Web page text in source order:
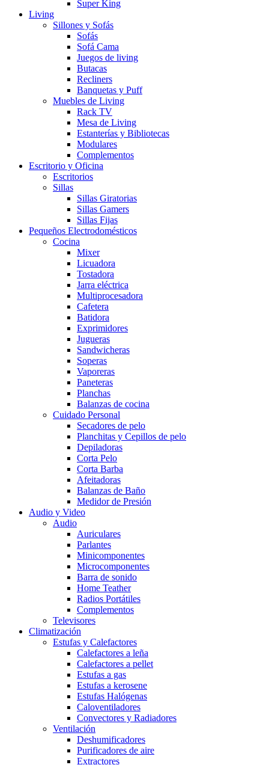
Super King
Living
Sillones y Sofás
Sofás
Sofá Cama
Juegos de living
Butacas
Recliners
Banquetas y Puff
Muebles de Living
Rack TV
Mesa de Living
Estanterías y Bibliotecas
Modulares
Complementos
Escritorio y Oficina
Escritorios
Sillas
Sillas Giratorias
Sillas Gamers
Sillas Fijas
Pequeños Electrodomésticos
Cocina
Mixer
Licuadora
Tostadora
Jarra eléctrica
Multiprocesadora
Cafetera
Batidora
Exprimidores
Jugueras
Sandwicheras
Soperas
Vaporeras
Paneteras
Planchas
Balanzas de cocina
Cuidado Personal
Secadores de pelo
Planchitas y Cepillos de pelo
Depiladoras
Corta Pelo
Corta Barba
Afeitadoras
Balanzas de Baño
Medidor de Presión
Audio y Video
Audio
Auriculares
Parlantes
Minicomponentes
Microcomponentes
Barra de sonido
Home Teather
Radios Portátiles
Complementos
Televisores
Climatización
Estufas y Calefactores
Calefactores a leña
Calefactores a pellet
Estufas a gas
Estufas a kerosene
Estufas Halógenas
Caloventiladores
Convectores y Radiadores
Ventilación
Deshumificadores
Purificadores de aire
Extractores